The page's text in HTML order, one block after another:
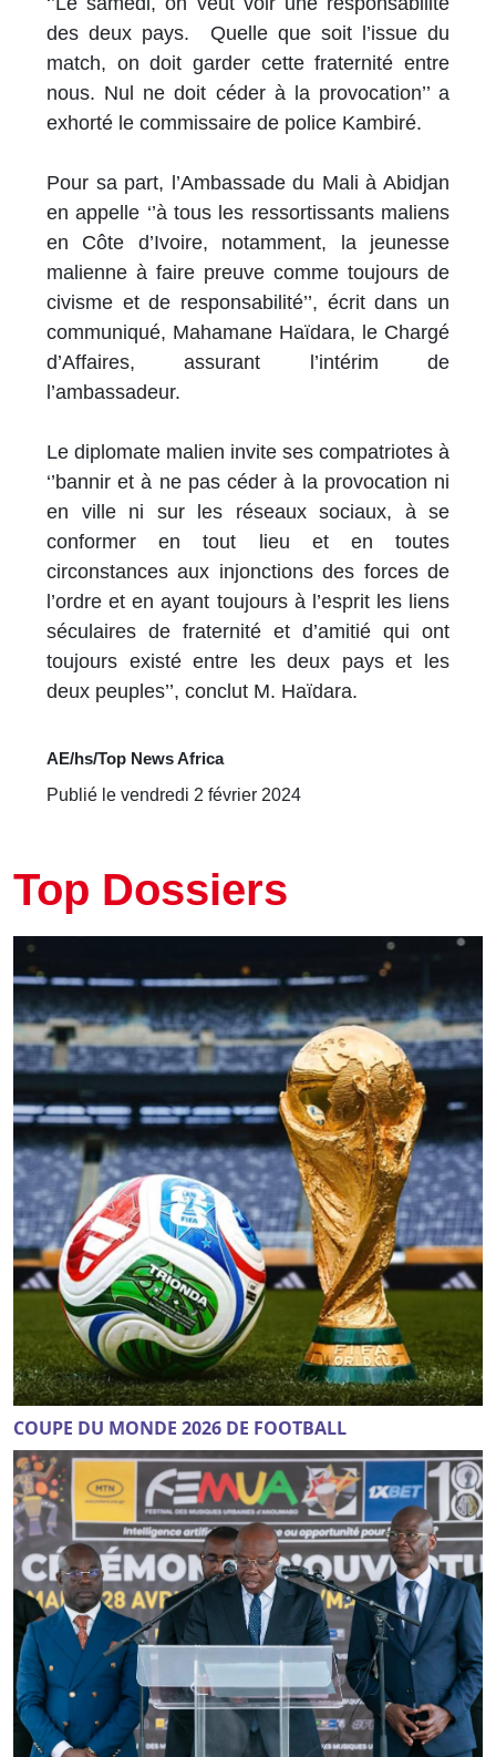
des deux pays. Quelle que soit l’issue du
match, on doit garder cette fraternité entre
nous. Nul ne doit céder à la provocation’’ a
exhorté le commissaire de police Kambiré.
Pour sa part, l’Ambassade du Mali à Abidjan
en appelle ‘’à tous les ressortissants maliens
en Côte d’Ivoire, notamment, la jeunesse
malienne à faire preuve comme toujours de
civisme et de responsabilité’’, écrit dans un
communiqué, Mahamane Haïdara, le Chargé
d’Affaires, assurant l’intérim de
l’ambassadeur.
Le diplomate malien invite ses compatriotes à
‘’bannir et à ne pas céder à la provocation ni
en ville ni sur les réseaux sociaux, à se
conformer en tout lieu et en toutes
circonstances aux injonctions des forces de
l’ordre et en ayant toujours à l’esprit les liens
séculaires de fraternité et d’amitié qui ont
toujours existé entre les deux pays et les
deux peuples’’, conclut M. Haïdara.
AE/hs/Top News Africa
Publié le vendredi 2 février 2024
Top Dossiers
COUPE DU MONDE 2026 DE FOOTBALL